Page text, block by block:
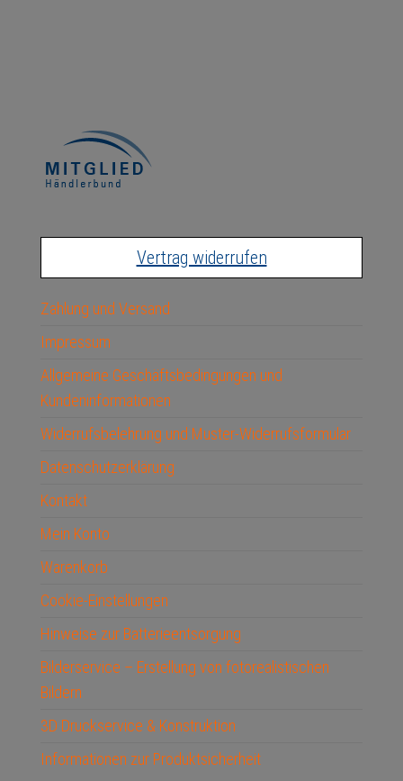
Vertrag widerrufen
Zahlung und Versand
Impressum
Allgemeine Geschäftsbedingungen und
Kundeninformationen
Widerrufsbelehrung und Muster-Widerrufsformular
Datenschutzerklärung
Kontakt
Mein Konto
Warenkorb
Cookie-Einstellungen
Hinweise zur Batterieentsorgung
Bilderservice – Erstellung von fotorealistischen
Bildern
3D Druckservice & Konstruktion
Informationen zur Produktsicherheit